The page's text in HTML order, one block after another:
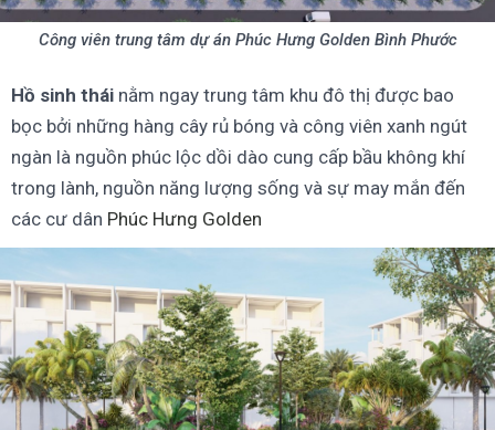
Công viên trung tâm dự án Phúc Hưng Golden Bình Phước
Hồ sinh thái nằm ngay trung tâm khu đô thị được bao
bọc bởi những hàng cây rủ bóng và công viên xanh ngút
ngàn là nguồn phúc lộc dồi dào cung cấp bầu không khí
trong lành, nguồn năng lượng sống và sự may mắn đến
các cư dân Phúc Hưng Golden